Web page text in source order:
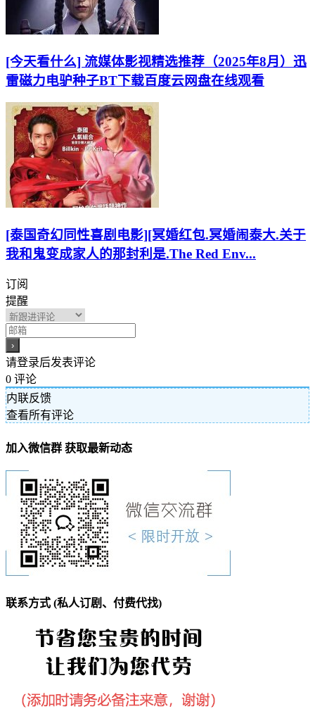
[今天看什么] 流媒体影视精选推荐（2025年8月）迅
雷磁力电驴种子BT下载百度云网盘在线观看
[泰国奇幻同性喜剧电影][冥婚红包.冥婚闹泰大.关于
我和鬼变成家人的那封利是.The Red Env...
订阅
提醒
请登录后发表评论
0 评论
内联反馈
查看所有评论
加入微信群 获取最新动态
联系方式 (私人订剧、付费代找)